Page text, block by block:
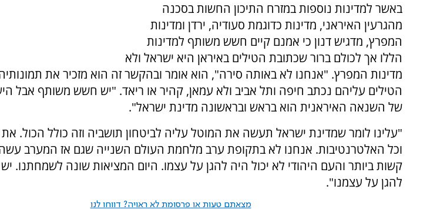
באשר למדינות נוספות במזרח התיכון החשות בסכנה
מהגרעין האיראני, מדינות כדוגמת סעודיה, ירדן ומדינות
המפרץ, מדגיש דנון כי אמנם קיים חשש משותף למדינות
הללו אך לכולם ברור שכתובת הטילים באיראן היא ישראל ולא
מדינות המפרץ. "אנחנו לא באותה סירה", הוא אומר ובהקשר זה הוא מזכיר את
הטילים עליהם נכתב חיפה ותל אביב ולא עמאן, קהיר או ריאד. "יש חשש משותף אבל
של השנאה האיראנית הוא בראש ובראשונה מדינת ישראל".
"עלינו לומר שמדינת ישראל תעשה את המוטל עליה לביטחון תושביה וזה כולל הכול.
וכל האלטרנטיבות. אנחנו לא בתקופת ערב מלחמת העולם השנייה שגם אז המערב עשה
קשות ביותר והעם היהודי לא יכול היה להגן על עצמו. היום המציאות שונה לשמחתנו. יש
להגן על עצמנו".
מצאתם טעות או פרסומת לא ראויה? דווחו לנו